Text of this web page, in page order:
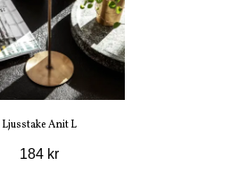
Ljusstake Anit L
184 kr